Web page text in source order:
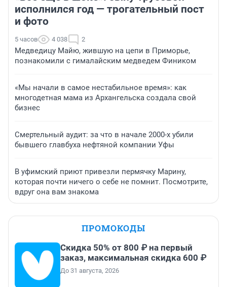
исполнился год — трогательный пост
и фото
5 часов 4 038 2
Медведицу Майю, жившую на цепи в Приморье,
познакомили с гималайским медведем Фиником
«Мы начали в самое нестабильное время»: как
многодетная мама из Архангельска создала свой
бизнес
Смертельный аудит: за что в начале 2000-х убили
бывшего главбуха нефтяной компании Уфы
В уфимский приют привезли пермячку Марину,
которая почти ничего о себе не помнит. Посмотрите,
вдруг она вам знакома
ПРОМОКОДЫ
Скидка 50% от 800 ₽ на первый
заказ, максимальная скидка 600 ₽
До 31 августа, 2026